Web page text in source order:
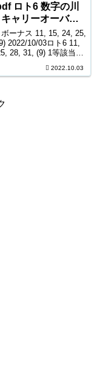
ロト6 数字の川
ャリーオーバー
円
ーナス 11, 15, 24, 25,
2022/10/03ロト6 11,
28, 31, (9) 1等該当な
2022.10.03